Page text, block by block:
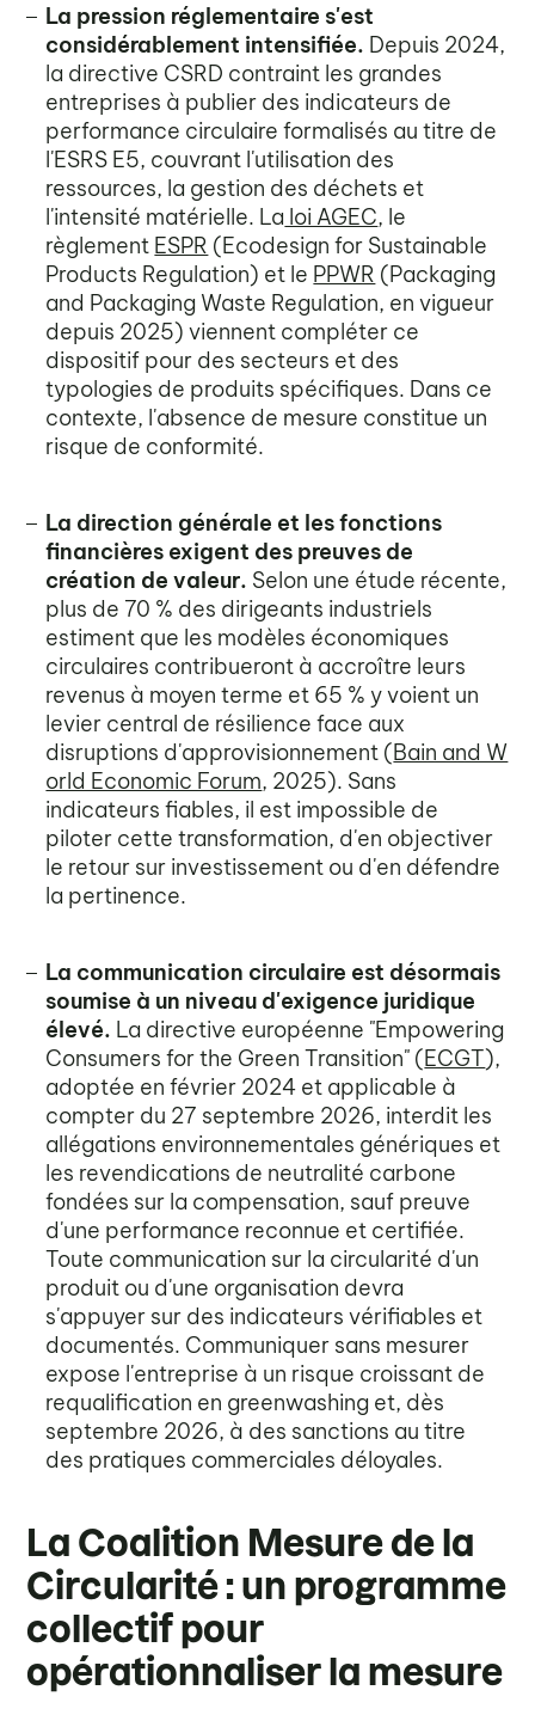
La pression réglementaire s'est
considérablement intensifiée. Depuis 2024,
la directive CSRD contraint les grandes
entreprises à publier des indicateurs de
performance circulaire formalisés au titre de
l'ESRS E5, couvrant l'utilisation des
ressources, la gestion des déchets et
l'intensité matérielle. La loi AGEC, le
règlement ESPR (Ecodesign for Sustainable
Products Regulation) et le PPWR (Packaging
and Packaging Waste Regulation, en vigueur
depuis 2025) viennent compléter ce
dispositif pour des secteurs et des
typologies de produits spécifiques. Dans ce
contexte, l'absence de mesure constitue un
risque de conformité.
La direction générale et les fonctions
financières exigent des preuves de
création de valeur. Selon une étude récente,
plus de 70 % des dirigeants industriels
estiment que les modèles économiques
circulaires contribueront à accroître leurs
revenus à moyen terme et 65 % y voient un
levier central de résilience face aux
disruptions d'approvisionnement (Bain and W
orld Economic Forum, 2025). Sans
indicateurs fiables, il est impossible de
piloter cette transformation, d'en objectiver
le retour sur investissement ou d'en défendre
la pertinence.
La communication circulaire est désormais
soumise à un niveau d'exigence juridique
élevé. La directive européenne "Empowering
Consumers for the Green Transition" (ECGT),
adoptée en février 2024 et applicable à
compter du 27 septembre 2026, interdit les
allégations environnementales génériques et
les revendications de neutralité carbone
fondées sur la compensation, sauf preuve
d'une performance reconnue et certifiée.
Toute communication sur la circularité d'un
produit ou d'une organisation devra
s'appuyer sur des indicateurs vérifiables et
documentés. Communiquer sans mesurer
expose l'entreprise à un risque croissant de
requalification en greenwashing et, dès
septembre 2026, à des sanctions au titre
des pratiques commerciales déloyales.
La Coalition Mesure de la
Circularité : un programme
collectif pour
opérationnaliser la mesure